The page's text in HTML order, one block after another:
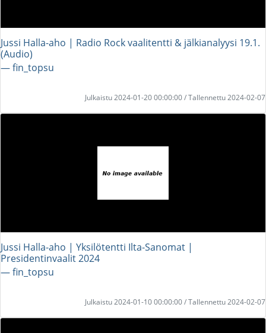
Jussi Halla-aho | Radio Rock vaalitentti & jälkianalyysi 19.1.
(Audio)
― fin_topsu
Julkaistu 2024-01-20 00:00:00 / Tallennettu 2024-02-07
Jussi Halla-aho | Yksilötentti Ilta-Sanomat |
Presidentinvaalit 2024
― fin_topsu
Julkaistu 2024-01-10 00:00:00 / Tallennettu 2024-02-07